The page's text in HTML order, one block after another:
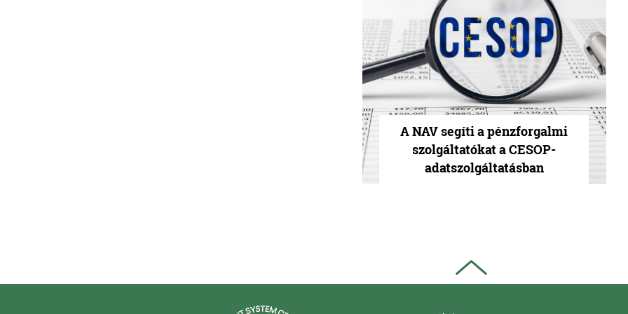
A NAV segíti a pénzforgalmi
szolgáltatókat a CESOP-
adatszolgáltatásban